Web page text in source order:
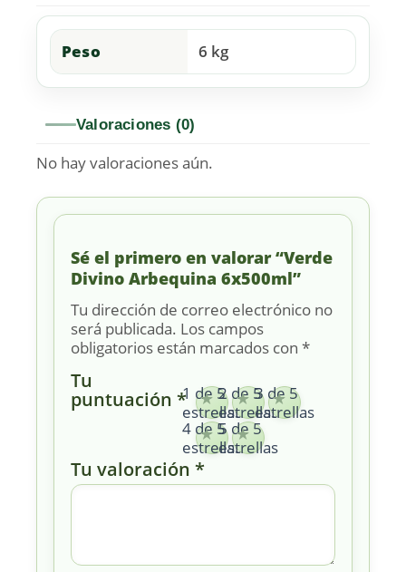
Peso 6 kg
Valoraciones (0)
No hay valoraciones aún.
Sé el primero en valorar “Verde
Divino Arbequina 6x500ml”
Tu dirección de correo electrónico no
será publicada. Los campos
obligatorios están marcados con *
Tu
puntuación *1 de 5
estrellas
2 de 5
estrellas
3 de 5
estrellas
4 de 5
estrellas
5 de 5
estrellas
Tu valoración *